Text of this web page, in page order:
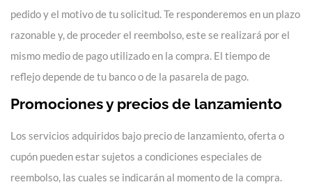
pedido y el motivo de tu solicitud. Te responderemos en un plazo
razonable y, de proceder el reembolso, este se realizará por el
mismo medio de pago utilizado en la compra. El tiempo de
reflejo depende de tu banco o de la pasarela de pago.
Promociones y precios de lanzamiento
Los servicios adquiridos bajo precio de lanzamiento, oferta o
cupón pueden estar sujetos a condiciones especiales de
reembolso, las cuales se indicarán al momento de la compra.